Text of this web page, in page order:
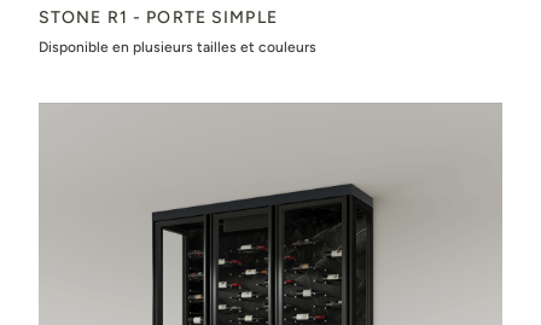
STONE R1 - PORTE SIMPLE
Disponible en plusieurs tailles et couleurs